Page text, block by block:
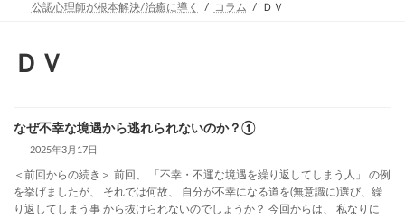
公認心理師が根本解決/治癒に導く コラム ＤＶ
ＤＶ
なぜ不幸な境遇から逃れられないのか？①
2025年3月17日
＜前回からの続き＞ 前回、 「不幸・不運な境遇を繰り返してしまう人」 の例
を挙げましたが、 それでは何故、 自分が不幸になる道を(無意識に)選び、繰
り返してしまう事 から抜けられないのでしょうか？ 今回からは、 私なりに